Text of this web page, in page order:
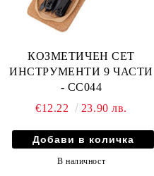
КОЗМЕТИЧЕН СЕТ
ИНСТРУМЕНТИ 9 ЧАСТИ
- CC044
€12.22
23.90 лв.
В наличност